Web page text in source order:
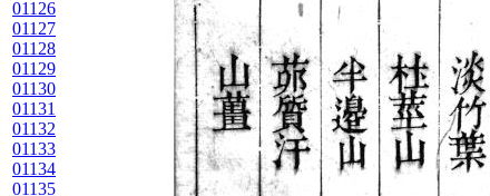
01126
01127
01128
01129
01130
01131
01132
01133
01134
01135